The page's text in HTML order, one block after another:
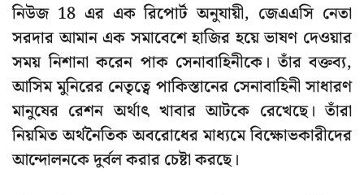
নিউজ 18 এর এক রিপোর্ট অনুযায়ী, জেএএসি নেতা
সরদার আমান এক সমাবেশে হাজির হয়ে ভাষণ দেওয়ার
সময় নিশানা করেন পাক সেনাবাহিনীকে। তাঁর বক্তব্য,
আসিম মুনিরের নেতৃত্বে পাকিস্তানের সেনাবাহিনী সাধারণ
মানুষের রেশন অর্থাৎ খাবার আটকে রেখেছে। তাঁরা
নিয়মিত অর্থনৈতিক অবরোধের মাধ্যমে বিক্ষোভকারীদের
আন্দোলনকে দুর্বল করার চেষ্টা করছে।